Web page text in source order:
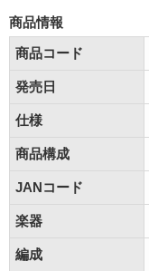
商品情報
商品コード
発売日
仕様
商品構成
JANコード
楽器
編成